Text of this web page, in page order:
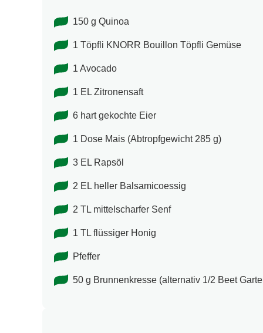
150 g Quinoa
1 Töpfli KNORR Bouillon Töpfli Gemüse
1 Avocado
1 EL Zitronensaft
6 hart gekochte Eier
1 Dose Mais (Abtropfgewicht 285 g)
3 EL Rapsöl
2 EL heller Balsamicoessig
2 TL mittelscharfer Senf
1 TL flüssiger Honig
Pfeffer
50 g Brunnenkresse (alternativ 1/2 Beet